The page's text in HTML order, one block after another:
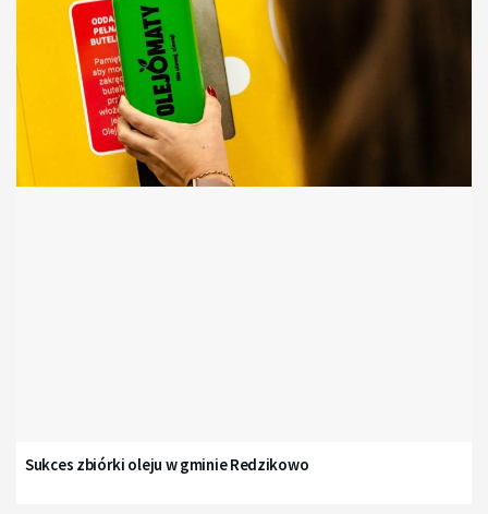
Sukces zbiórki oleju w gminie Redzikowo